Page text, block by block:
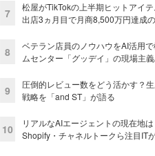
7
松屋がTikTokの上半期ヒットアイテ
出店3ヵ月目で月商8,500万円達成
8
ベテラン店員のノウハウをAI活用
ムセンター「グッデイ」の現場主
9
圧倒的レビュー数をどう活かす？
戦略を「and ST」が語る
10
リアルなAIエージェントの現在地
Shopify・チャネルトークら注目IT